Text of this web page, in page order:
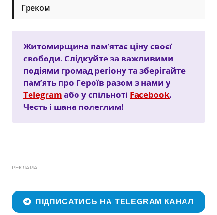
Греком
Житомирщина пам’ятає ціну своєї
свободи. Слідкуйте за важливими
подіями громад регіону та зберігайте
пам’ять про Героїв разом з нами у
Telegram або у спільноті Facebook.
Честь і шана полеглим!
РЕКЛАМА
ПІДПИСАТИСЬ НА TELEGRAM КАНАЛ